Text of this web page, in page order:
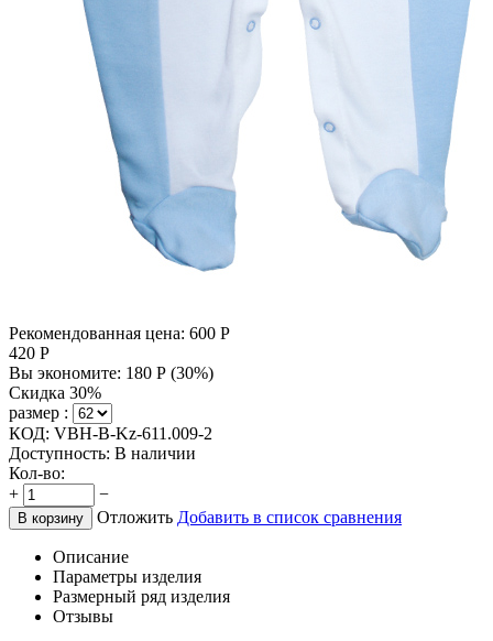
Рекомендованная цена: 600 Р
420 Р
Вы экономите: 180 Р (30%)
Скидка 30%
размер :
КОД: VBH-B-Kz-611.009-2
Доступность: В наличии
Кол-во:
+
−
В корзину Отложить Добавить в список сравнения
Описание
Параметры изделия
Размерный ряд изделия
Отзывы